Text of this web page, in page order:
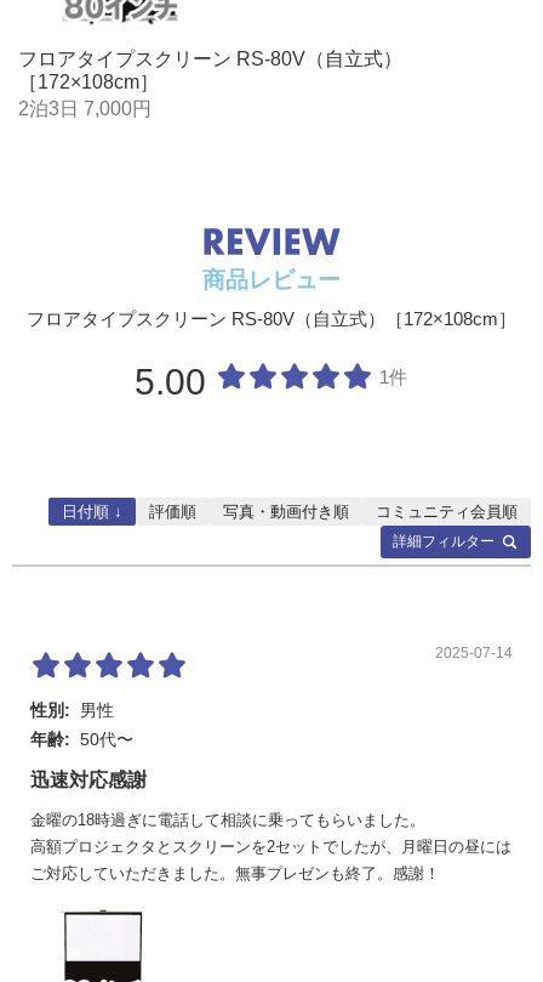
フロアタイプスクリーン RS-80V（自立式）
［172×108cm］
2泊3日 7,000円
商品レビュー
フロアタイプスクリーン RS-80V（自立式）［172×108cm］
5.00 1件
詳細フィルター
日付順 ↓ 評価順 写真・動画付き順 コミュニティ会員順
2025-07-14
性別:
男性
年齢: 50代〜
迅速対応感謝
金曜の18時過ぎに電話して相談に乗ってもらいました。
高額プロジェクタとスクリーンを2セットでしたが、月曜日の昼には
ご対応していただきました。無事プレゼンも終了。感謝！